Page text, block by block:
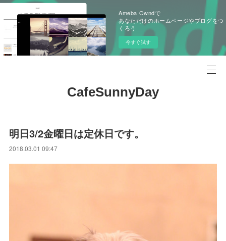
Ameba Owndで
あなただけのホームページやブログをつ
くろう
今すぐ試す
CafeSunnyDay
明日3/2金曜日は定休日です。
2018.03.01 09:47